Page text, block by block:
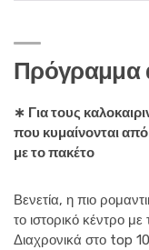
Πρόγραμμα
∗ Για τους
που κυμαίνονται
με το πακέτο
Βενετία, η πιο
το ιστορικό κέντρο
Διαχρονικά στο top